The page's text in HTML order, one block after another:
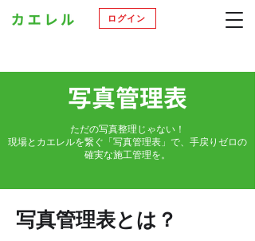
ログイン
​写真管理表
ただの写真整理じゃない！
現場とカエレルを繋ぐ「写真管理表」で、手戻りゼロの
確実な施工管理を。
写真管理表とは？